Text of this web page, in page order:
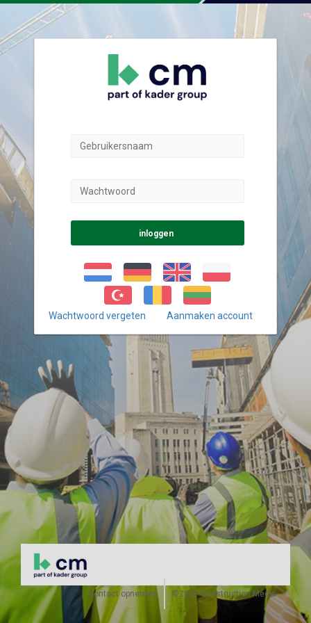
Wachtwoord vergeten Aanmaken account
©2026 Construction Media
Contact opnemen